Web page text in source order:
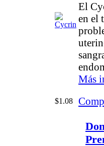
El
en el
Más
$1.08